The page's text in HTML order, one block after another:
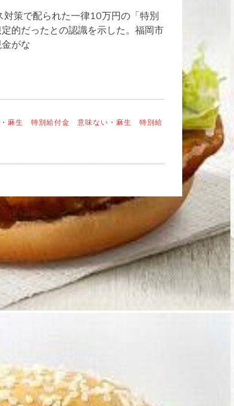
策で配られた一律10万円の「特別
的だったとの認識を示した。福岡市
がな
・ 麻生 特別給付金 意味ない ・ 麻生 特別給